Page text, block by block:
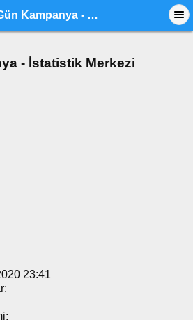
Her Gün Kampanya - İstatistik Merkezi
- İstatistik Merkezi
23:41